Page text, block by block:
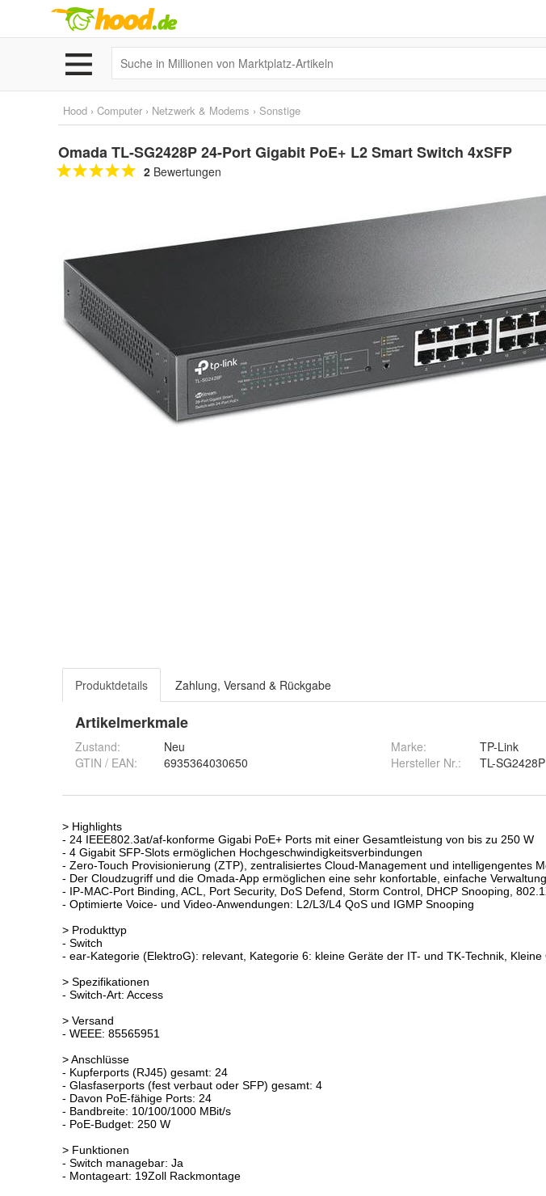
Hood › Computer › Netzwerk & Modems › Sonstige
Omada TL-SG2428P 24-Port Gigabit PoE+ L2 Smart Switch 4xSFP
2 Bewertungen
Produktdetails Zahlung, Versand & Rückgabe
Artikelmerkmale
Zustand:
Neu
GTIN / EAN:
6935364030650
Marke:
TP-Link
Hersteller Nr.:
TL-SG2428P